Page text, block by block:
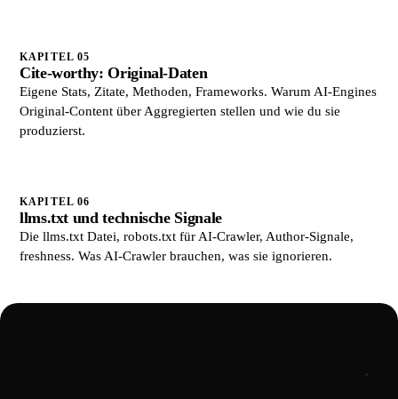
KAPITEL 05
Cite-worthy: Original-Daten
Eigene Stats, Zitate, Methoden, Frameworks. Warum AI-Engines
Original-Content über Aggregierten stellen und wie du sie
produzierst.
KAPITEL 06
llms.txt und technische Signale
Die llms.txt Datei, robots.txt für AI-Crawler, Author-Signale,
freshness. Was AI-Crawler brauchen, was sie ignorieren.